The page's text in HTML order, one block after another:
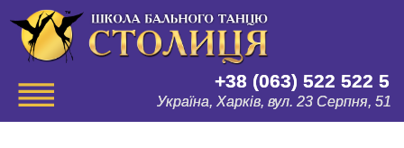
+38 (063) 522 522 5
Україна, Харків, вул. 23 Серпня, 51